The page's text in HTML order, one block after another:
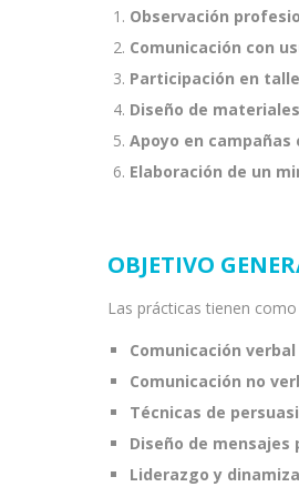
Observación
Comunicación con
Participación en
Diseño de
Apoyo en
Elaboración de un
OBJETIVO
Las prácticas tienen
Comunicación
Comunicación no
Técnicas de
Diseño de
Liderazgo y